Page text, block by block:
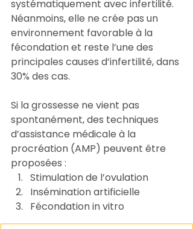
systématiquement avec infertilité.
Néanmoins, elle ne crée pas un
environnement favorable à la
fécondation et reste l’une des
principales causes d’infertilité, dans
30% des cas.
Si la grossesse ne vient pas
spontanément, des techniques
d’assistance médicale à la
procréation (AMP) peuvent être
proposées :
Stimulation de l’ovulation
Insémination artificielle
Fécondation in vitro